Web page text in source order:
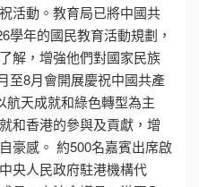
活動。教育局已將中國共
學年的國民教育活動規劃，
解，增強他們對國家民族
至8月會開展慶祝中國共產
航天成就和綠色轉型為主
和香港的參與及貢獻，增
豪感。 約500名嘉賓出席啟
央人民政府駐港機構代